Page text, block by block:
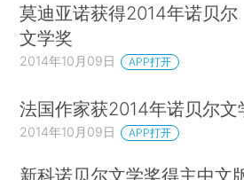
莫迪亚诺获得2014年诺贝尔
文学奖
2014年10月09日 APP打开
法国作家获2014年诺贝尔文
2014年10月09日 APP打开
新科诺贝尔文学奖得主中文